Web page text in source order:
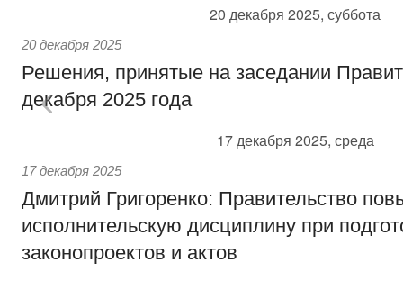
20 декабря 2025, суббота
20 декабря 2025
Решения, принятые на заседании
декабря 2025 года
17 декабря 2025, среда
17 декабря 2025
Дмитрий Григоренко: Правительство
исполнительскую дисциплину при
законопроектов и актов